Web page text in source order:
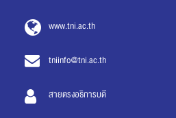
www.tni.ac.th
tniinfo@tni.ac.th
สายตรงอธิการบดี